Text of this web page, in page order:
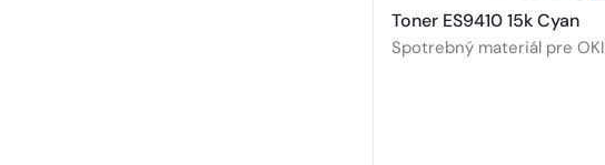
Toner ES9410 15k Cyan
Spotrebný materiál pre OKI